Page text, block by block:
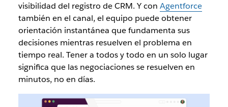
visibilidad del registro de CRM. Y con Agentforce
también en el canal, el equipo puede obtener
orientación instantánea que fundamenta sus
decisiones mientras resuelven el problema en
tiempo real. Tener a todos y todo en un solo lugar
significa que las negociaciones se resuelven en
minutos, no en días.